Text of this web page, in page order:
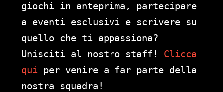
giochi in anteprima, partecipare
a eventi esclusivi e scrivere su
quello che ti appassiona?
Unisciti al nostro staff! Clicca
qui per venire a far parte della
nostra squadra!